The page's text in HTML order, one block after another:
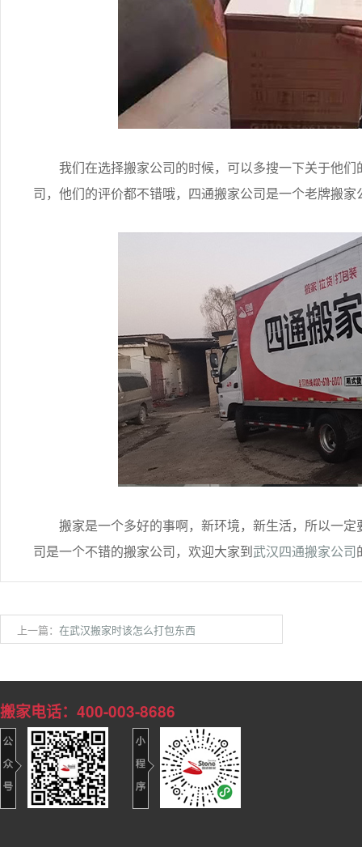
我们在选择搬家公司的时候，可以多搜一下关于他们
司，他们的评价都不错哦，四通搬家公司是一个老牌搬
搬家是一个多好的事啊，新环境，新生活，所以一定
司是一个不错的搬家公司，欢迎大家到武汉四通搬家公司
上一篇： 在武汉搬家时该怎么打包东西
搬家电话：400-003-8686